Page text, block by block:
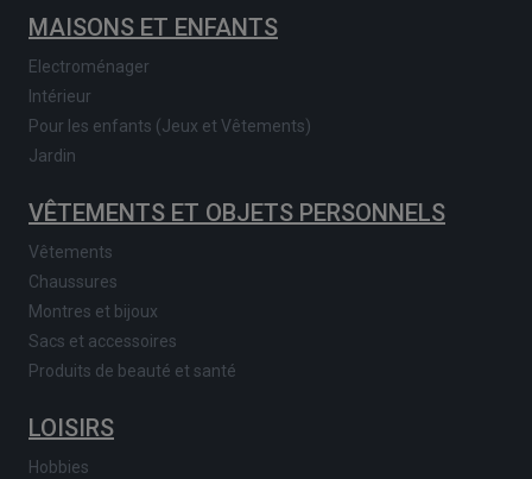
MAISONS ET ENFANTS
Electroménager
Intérieur
Pour les enfants (Jeux et Vêtements)
Jardin
VÊTEMENTS ET OBJETS PERSONNELS
Vêtements
Chaussures
Montres et bijoux
Sacs et accessoires
Produits de beauté et santé
LOISIRS
Hobbies